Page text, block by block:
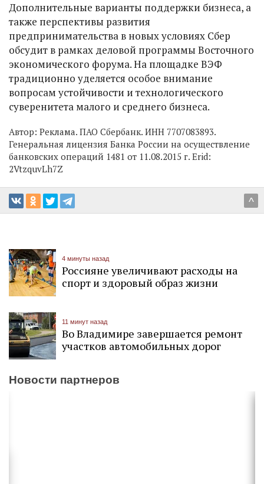
Дополнительные варианты поддержки бизнеса, а
также перспективы развития
предпринимательства в новых условиях Сбер
обсудит в рамках деловой программы Восточного
экономического форума. На площадке ВЭФ
традиционно уделяется особое внимание
вопросам устойчивости и технологического
суверенитета малого и среднего бизнеса.
Автор: Реклама. ПАО Сбербанк. ИНН 7707083893.
Генеральная лицензия Банка России на осуществление
банковских операций 1481 от 11.08.2015 г. Erid:
2VtzquvLh7Z
^
4 минуты назад
Россияне увеличивают расходы на
спорт и здоровый образ жизни
11 минут назад
Во Владимире завершается ремонт
участков автомобильных дорог
Новости партнеров